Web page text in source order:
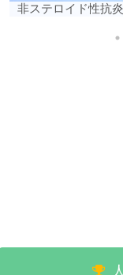
生物学的製剤とは